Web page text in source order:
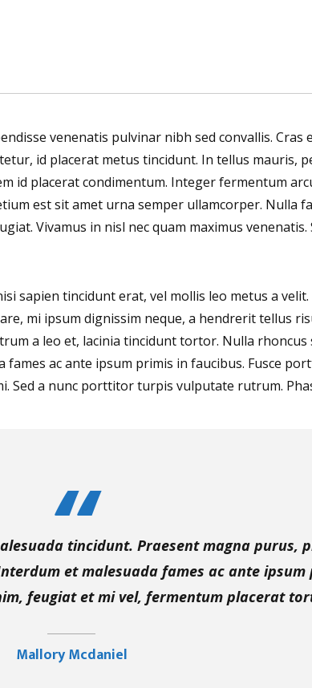
venenatis pulvinar nibh sed convallis. Cras
id placerat metus tincidunt. In tellus mauris,
id placerat condimentum. Integer fermentum
est sit amet urna semper ullamcorper. Nulla
Vivamus in nisl nec quam maximus venenatis.
sapien tincidunt erat, vel mollis leo metus a
mi ipsum dignissim neque, a hendrerit tellus
a leo et, lacinia tincidunt tortor. Nulla rhoncus
ac ante ipsum primis in faucibus. Fusce
Sed a nunc porttitor turpis vulputate rutrum.
tincidunt. Praesent magna purus,
et malesuada fames ac ante ipsum
feugiat et mi vel, fermentum placerat
Mallory Mcdaniel